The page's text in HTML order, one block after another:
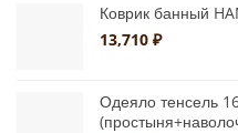
Коврик банный
13,710 ₽
Одеяло тенсель